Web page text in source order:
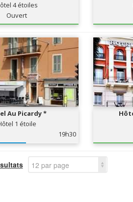
4 étoiles
Ouvert
Au Picardy *
1 étoile
19h30
12 par page